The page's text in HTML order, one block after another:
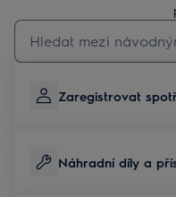
Pro vyhledávání v článcích
Zaregistrovat
Náhradní díly a